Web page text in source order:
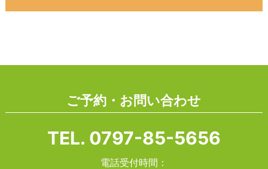
ご予約・お問い合わせ
TEL. 0797-85-5656
電話受付時間：